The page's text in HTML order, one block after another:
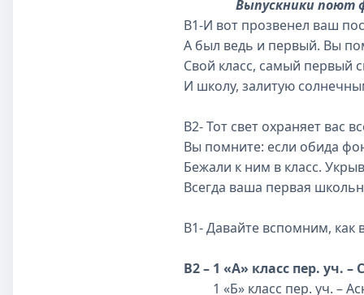
Выпускники поют
В1-И вот прозвенел ваш
А был ведь и первый. Вы
Свой класс, самый первый
И школу, залитую
В2- Тот свет охраняет вас
Вы помните: если обида
Бежали к ним в класс.
Всегда ваша первая
В1- Давайте вспомним,
В2 – 1 «А» класс пер. уч.
1 «Б» класс пер. уч. –